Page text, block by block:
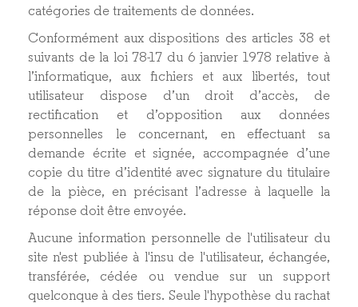
catégories de traitements de données.
Conformément aux dispositions des articles 38 et
suivants de la loi 78-17 du 6 janvier 1978 relative à
l’informatique, aux fichiers et aux libertés, tout
utilisateur dispose d’un droit d’accès, de
rectification et d’opposition aux données
personnelles le concernant, en effectuant sa
demande écrite et signée, accompagnée d’une
copie du titre d’identité avec signature du titulaire
de la pièce, en précisant l’adresse à laquelle la
réponse doit être envoyée.
Aucune information personnelle de l'utilisateur du
site n'est publiée à l'insu de l'utilisateur, échangée,
transférée, cédée ou vendue sur un support
quelconque à des tiers. Seule l'hypothèse du rachat